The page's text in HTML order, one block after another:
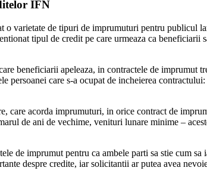
IFN
o varietate de tipuri de imprumuturi pentru publicul
tipul de credit pe care urmeaza ca
beneficiarii apeleaza, in contractele de imprumut
care s-a ocupat de incheierea
care acorda imprumuturi, in orice contract de
de ani de vechime, venituri lunare minime –
de imprumut pentru ca ambele parti sa stie cum
despre credite, iar solicitantii ar putea avea